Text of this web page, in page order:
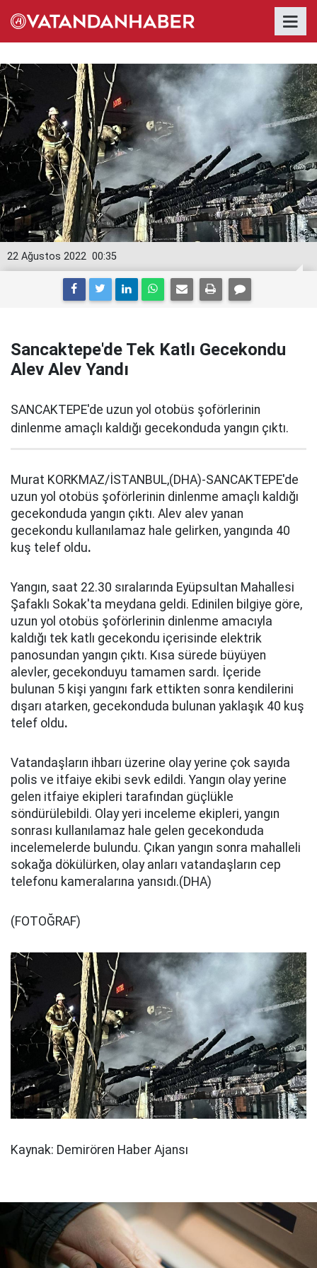
00:35
22 Ağustos 2022
Sancaktepe'de Tek Katlı Gecekondu
Alev Alev Yandı
SANCAKTEPE'de uzun yol otobüs şoförlerinin
dinlenme amaçlı kaldığı gecekonduda yangın çıktı.
Murat KORKMAZ/İSTANBUL,(DHA)-SANCAKTEPE'de
uzun yol otobüs şoförlerinin dinlenme amaçlı kaldığı
gecekonduda yangın çıktı. Alev alev yanan
gecekondu kullanılamaz hale gelirken, yangında 40
kuş telef oldu.
Yangın, saat 22.30 sıralarında Eyüpsultan Mahallesi
Şafaklı Sokak'ta meydana geldi. Edinilen bilgiye göre,
uzun yol otobüs şoförlerinin dinlenme amacıyla
kaldığı tek katlı gecekondu içerisinde elektrik
panosundan yangın çıktı. Kısa sürede büyüyen
alevler, gecekonduyu tamamen sardı. İçeride
bulunan 5 kişi yangını fark ettikten sonra kendilerini
dışarı atarken, gecekonduda bulunan yaklaşık 40 kuş
telef oldu.
Vatandaşların ihbarı üzerine olay yerine çok sayıda
polis ve itfaiye ekibi sevk edildi. Yangın olay yerine
gelen itfaiye ekipleri tarafından güçlükle
söndürülebildi. Olay yeri inceleme ekipleri, yangın
sonrası kullanılamaz hale gelen gecekonduda
incelemelerde bulundu. Çıkan yangın sonra mahalleli
sokağa dökülürken, olay anları vatandaşların cep
telefonu kameralarına yansıdı.(DHA)
(FOTOĞRAF)
Kaynak: Demirören Haber Ajansı